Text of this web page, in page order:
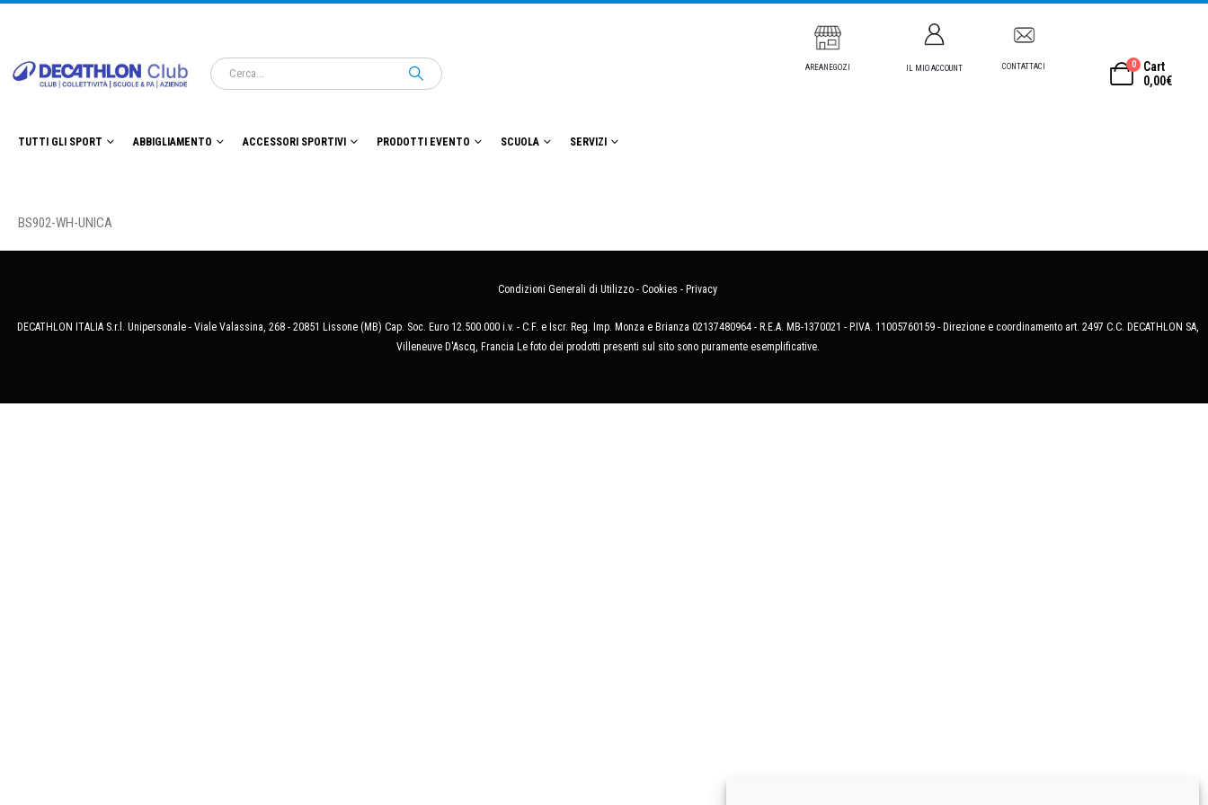
AREANEGOZI IL MIO ACCOUNT CONTATTACI 0
Cart
0,00€
TUTTI GLI SPORT ABBIGLIAMENTO ACCESSORI SPORTIVI PRODOTTI EVENTO SCUOLA SERVIZI
BS902-WH-UNICA
Condizioni Generali di Utilizzo - Cookies - Privacy
DECATHLON ITALIA S.r.l. Unipersonale - Viale Valassina, 268 - 20851 Lissone (MB) Cap. Soc. Euro 12.500.000 i.v. - C.F. e Iscr. Reg. Imp. Monza e Brianza 02137480964 - R.E.A. MB-1370021 - P.IVA. 11005760159 - Direzione e coordinamento art. 2497 C.C. DECATHLON SA,
Villeneuve D'Ascq, Francia Le foto dei prodotti presenti sul sito sono puramente esemplificative.